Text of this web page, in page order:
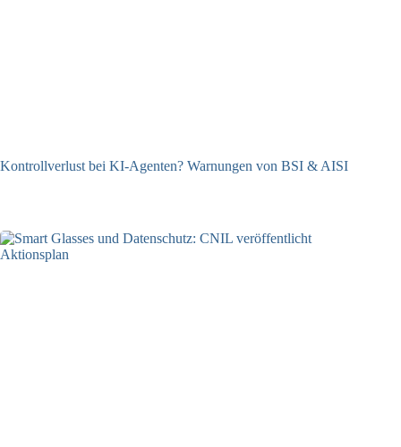
Kontrollverlust bei KI-Agenten? Warnungen von BSI & AISI